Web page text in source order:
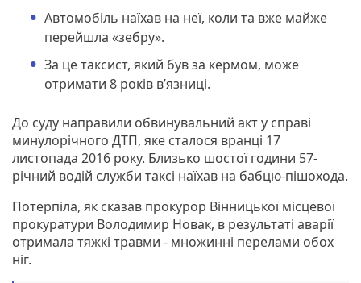
Автомобіль наїхав на неї, коли та вже майже
перейшла «зебру».
За це таксист, який був за кермом, може
отримати 8 років в’язниці.
До суду направили обвинувальний акт у справі
минулорічного ДТП, яке сталося вранці 17
листопада 2016 року. Близько шостої години 57-
річний водій служби таксі наїхав на бабцю-пішохода.
Потерпіла, як сказав прокурор Вінницької місцевої
прокуратури Володимир Новак, в результаті аварії
отримала тяжкі травми - множинні перелами обох
ніг.